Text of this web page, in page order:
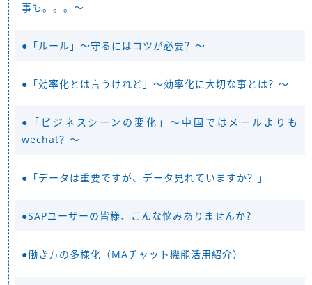
事も。。。～
●「ルール」～守るにはコツが必要？～
●「効率化とは言うけれど」～効率化に大切な事とは？～
●「ビジネスシーンの変化」～中国ではメールよりも
wechat？～
●「データは重要ですが、データ見れていますか？」
●SAPユーザーの皆様、こんな悩みありませんか？
●働き方の多様化（MAチャット機能活用紹介）